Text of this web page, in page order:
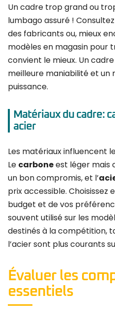
Un cadre trop grand ou
lumbago assuré !
des fabricants ou, mieux
modèles en magasin pour
convient le mieux. Un
meilleure maniabilité et
puissance.
Matériaux du cadre:
acier
Les matériaux influencent
Le carboneest léger mais
un bon compromis, et l’
prix accessible. Choisissez
budget et de vos
souvent utilisé sur les
destinés à la compétition,
l’acier sont plus courants
Évaluer les
essentiels